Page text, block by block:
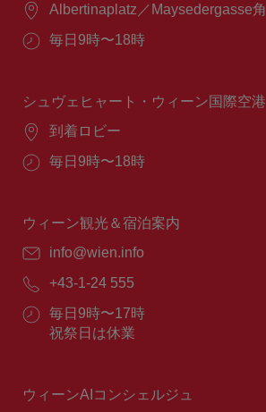
場
Albertinaplatz／Maysedergasse角
営
間：
毎日9時〜18時
シュヴェヒャート・ウィーン国際空港
場
到着ロビー
営
間：
毎日9時〜18時
ウィーン観光＆宿泊案内
E
ー
ル：
info@wien.info
電
番
号：
+43-1-24 555
営
業
毎日9時〜17時
祝祭日は休業
ウィーンAIコンシェルジュ